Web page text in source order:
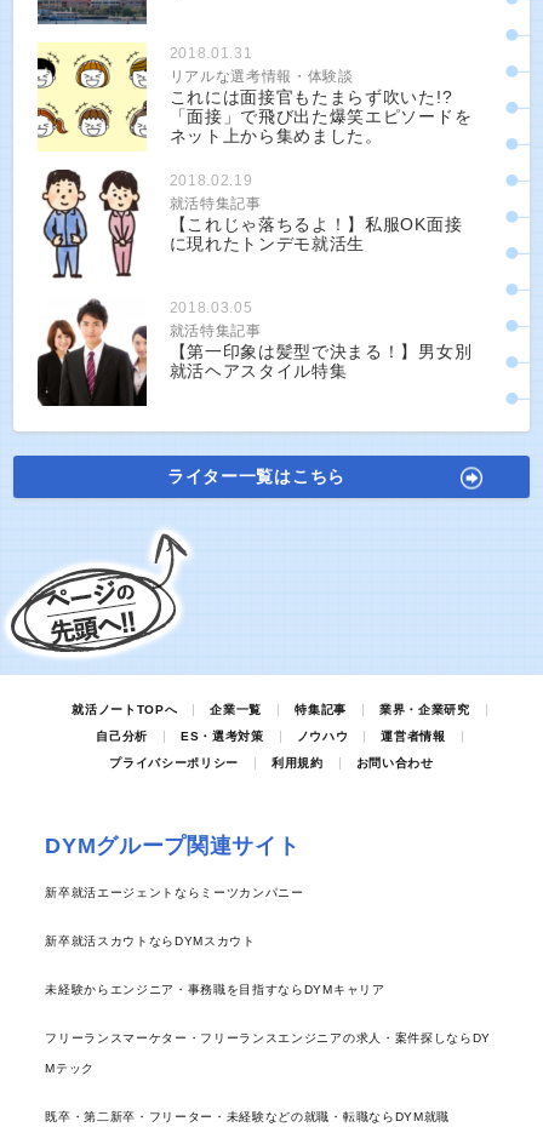
2018.01.31
リアルな選考情報・体験談
これには面接官もたまらず吹いた!?
「面接」で飛び出た爆笑エピソードを
ネット上から集めました。
2018.02.19
就活特集記事
【これじゃ落ちるよ！】私服OK面接
に現れたトンデモ就活生
2018.03.05
就活特集記事
【第一印象は髪型で決まる！】男女別
就活ヘアスタイル特集
ライター一覧はこちら
就活ノートTOPへ 企業一覧 特集記事
業界・企業研究
自己分析
ES・選考対策 ノウハウ
運営者情報
プライバシーポリシー
利用規約 お問い合わせ
DYMグループ関連サイト
新卒就活エージェントならミーツカンパニー
新卒就活スカウトならDYMスカウト
未経験からエンジニア・事務職を目指すならDYMキャリア
フリーランスマーケター・フリーランスエンジニアの求人・案件探しならDY
Mテック
既卒・第二新卒・フリーター・未経験などの就職・転職ならDYM就職